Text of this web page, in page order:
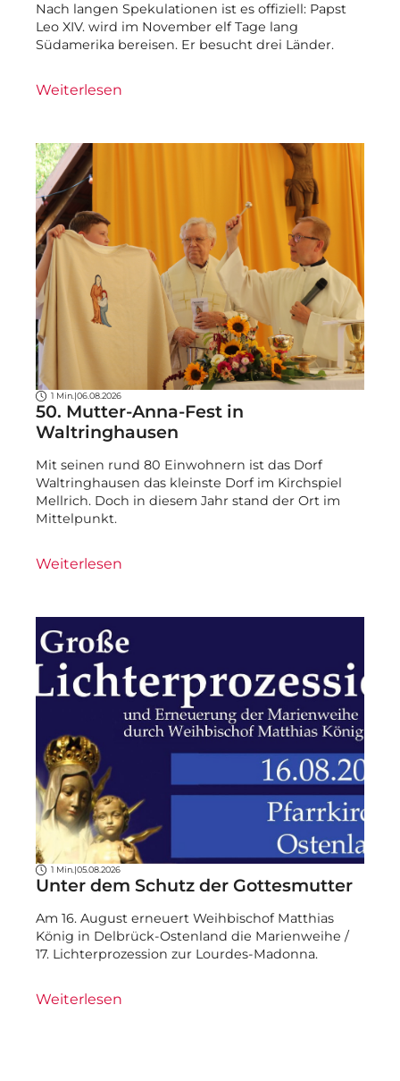
Nach langen Spekulationen ist es offiziell: Papst
Leo XIV. wird im November elf Tage lang
Südamerika bereisen. Er besucht drei Länder.
Weiterlesen
1 Min.| 06.08.2026
50. Mutter-Anna-Fest in
Waltringhausen
Mit seinen rund 80 Einwohnern ist das Dorf
Waltringhausen das kleinste Dorf im Kirchspiel
Mellrich. Doch in diesem Jahr stand der Ort im
Mittelpunkt.
Weiterlesen
1 Min. |05.08.2026
Unter dem Schutz der Gottesmutter
Am 16. August erneuert Weihbischof Matthias
König in Delbrück-Ostenland die Marienweihe /
17. Lichterprozession zur Lourdes-Madonna.
Weiterlesen